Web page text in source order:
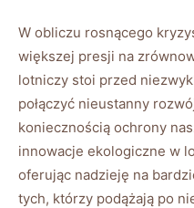
W obliczu rosnącego
większej presji na
lotniczy stoi przed
połączyć nieustanny
koniecznością ochrony
innowacje ekologiczne w
oferując nadzieję na
tych, którzy podążają po